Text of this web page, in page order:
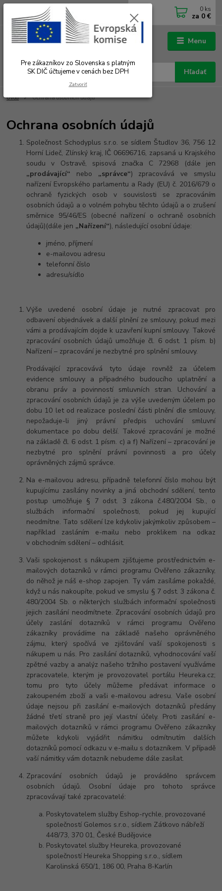
Menu
Hľadať
Po-Čt 7.00 - 16.00 hod. Pá 7.00 - 12.00 hod.
0 ks
za 0 €
Úvod Ochrana osobních údajů
Ochrana osobních údajů
Společnost Schodyplus s.r.o. se sídlem Študlov 36, 756 12
Horní Lideč, Zlínský kraj, IČ 06696716, zapsaná u Krajského
soudu v Ostravě, spisová značka C 72968 (dále jen
„prodávající“ nebo „správce“) zpracovává ve smyslu
nařízení Evropského parlamentu a Rady (EU) č. 2016/679 o
ochraně fyzických osob v souvislosti se zpracováním
osobních údajů a o volném pohybu těchto údajů a o zrušení
směrnice 95/46/ES (obecné nařízení o ochraně osobních
údajů)(dále jen „Nařízení“), následující osobní údaje:
jméno, příjmení
e-mailovou adresu
telefonní číslo
adresu/sídlo
Výše uvedené osobní údaje je nutné zpracovat pro
odbavení objednávek a další plnění ze smlouvy, pokud mezi
vámi a prodávajícím dojde k uzavření kupní smlouvy. Takové
zpracování osobních údajů umožňuje čl. 6 odst. 1 písm. b)
Nařízení – zpracování je nezbytné pro splnění smlouvy.
Prodávající zpracovává tyto údaje rovněž za účelem
evidence smlouvy a případného budoucího uplatnění a
obranu práv a povinností smluvních stran. Uchování a
zpracování osobních údajů je za výše uvedeným účelem po
dobu 10 let od realizace poslední části plnění dle smlouvy,
nepožaduje-li jiný právní předpis uchování smluvní
dokumentace po dobu delší. Takové zpracování je možné
na základě čl. 6 odst. 1 písm. c) a f) Nařízení – zpracování je
nezbytné pro splnění právní povinnosti a pro účely
oprávněných zájmů správce.
Na e-mailovou adresu, případně telefonní číslo mohou být
kupujícímu zasílány novinky a jiná obchodní sdělení, tento
postup umožňuje § 7 odst. 3 zákona č.480/2004 Sb., o
službách informační společnosti, pokud jej kupující
neodmítne. Tato sdělení lze kdykoliv jakýmkoliv způsobem –
například zasláním e-mailu nebo proklikem na odkaz
v obchodním sdělení – odhlásit.
Vaši spokojenost s nákupem zjišťujeme prostřednictvím e-
mailových dotazníků v rámci programu Ověřeno zákazníky,
do něhož je náš e-shop zapojen. Ty vám zasíláme pokaždé,
když u nás nakoupíte, pokud ve smyslu § 7 odst. 3 zákona č.
480/2004 Sb. o některých službách informační společnosti
jejich zasílání neodmítnete. Zpracování osobních údajů pro
účely zaslání dotazníků v rámci programu Ověřeno
zákazníky provádíme na základě našeho oprávněného
zájmu, který spočívá ve zjišťování vaší spokojenosti s
nákupem u nás. Pro zasílání dotazníků, vyhodnocování vaší
zpětné vazby a analýz našeho tržního postavení využíváme
zpracovatele, kterým je provozovatel portálu Heureka.cz;
tomu pro tyto účely můžeme předávat informace o
zakoupeném zboží a vaši e-mailovou adresu. Vaše osobní
údaje nejsou při zasílání e-mailových dotazníků předány
žádné třetí straně pro její vlastní účely. Proti zasílání e-
mailových dotazníků v rámci programu Ověřeno zákazníky
můžete kdykoli vyjádřit námitku odmítnutím dalších
dotazníků pomocí odkazu v e-mailu s dotazníkem. V případě
vaší námitky vám dotazník nebudeme dále zasílat.
Zpracování osobních údajů je prováděno správcem
osobních údajů. Osobní údaje pro tohoto správce
zpracovávají také zpracovatelé:
Poskytovatelem služby Eshop-rychle, provozované
společností Golemos s.r.o., sídlem Zátkovo nábřeží
448/73, 370 01, České Budějovice
Poskytovatel služby Heureka, provozované
společností Heureka Shopping s.r.o., sídlem
Karolinská 650/1, 186 00, Praha 8-Karlín
Pre zákazníkov zo Slovenska s platným
SK DIČ účtujeme v cenách bez DPH
Zatvoriť